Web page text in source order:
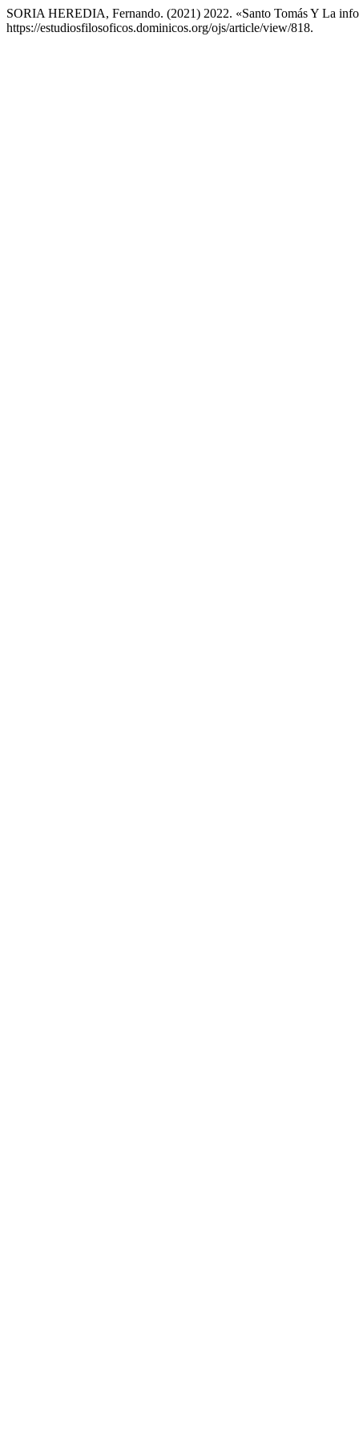
SORIA HEREDIA, Fernando. (2021) 2022. «Santo Tomás Y La
https://estudiosfilosoficos.dominicos.org/ojs/article/view/818.